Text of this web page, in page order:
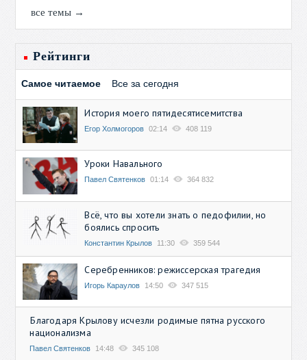
все темы →
Рейтинги
Самое читаемое Все за сегодня
История моего пятидесятисемитства
Егор Холмогоров 02:14 408 119
Уроки Навального
Павел Святенков 01:14 364 832
Всё, что вы хотели знать о педофилии, но
боялись спросить
Константин Крылов 11:30 359 544
Серебренников: режиссерская трагедия
Игорь Караулов 14:50 347 515
Благодаря Крылову исчезли родимые пятна русского
национализма
Павел Святенков 14:48 345 108